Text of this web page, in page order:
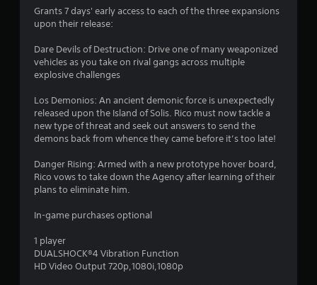
п
’
т
и
з
і
Grants 7 days' early access to each of the three expansions
upon their release:
Dare Devils of Destruction: Drive one of many weaponized
vehicles as you take on rival gangs across multiple
explosive challenges
Los Demonios: An ancient demonic force is unexpectedly
released upon the Island of Solis. Rico must now tackle a
new type of threat and seek out answers to send the
demons back from whence they came before it’s too late!
Danger Rising: Armed with a new prototype hover board,
Rico vows to take down the Agency after learning of their
plans to eliminate him.
In-game purchases optional
1 player
DUALSHOCK®4 Vibration Function
HD Video Output 720p,1080i,1080p